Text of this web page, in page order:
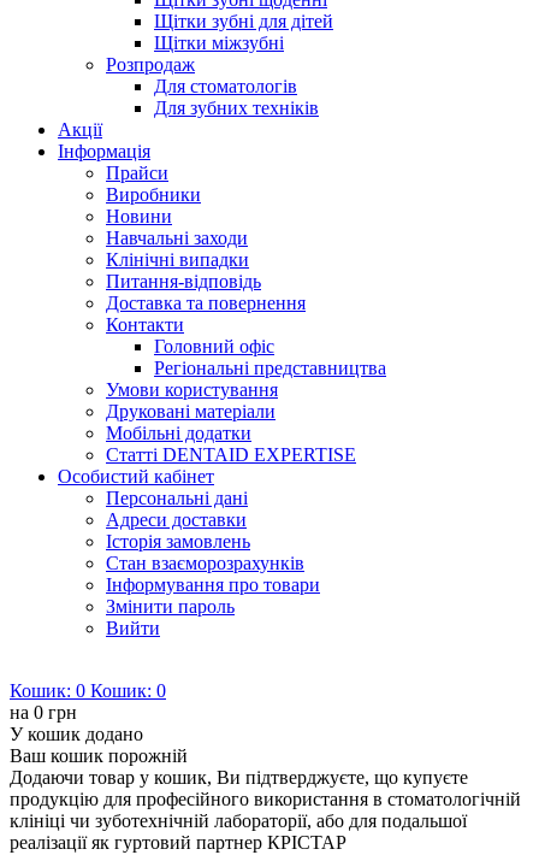
Щітки зубні для дітей
Щітки міжзубні
Розпродаж
Для стоматологів
Для зубних техніків
Акції
Інформація
Прайси
Виробники
Новини
Навчальні заходи
Клінічні випадки
Питання-відповідь
Доставка та повернення
Контакти
Головний офіс
Регіональні представництва
Умови користування
Друковані матеріали
Мобільні додатки
Статті DENTAID EXPERTISE
Особистий кабінет
Персональні дані
Адреси доставки
Історія замовлень
Стан взаєморозрахунків
Інформування про товари
Змінити пароль
Вийти
Кошик: 0 Кошик: 0
на 0 грн
У кошик додано
Ваш кошик порожній
Додаючи товар у кошик, Ви підтверджуєте, що купуєте
продукцію для професійного використання в стоматологічній
клініці чи зуботехнічній лабораторії, або для подальшої
реалізації як гуртовий партнер КРІСТАР